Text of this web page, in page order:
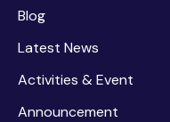
Blog
Latest News
Activities & Event
Announcement